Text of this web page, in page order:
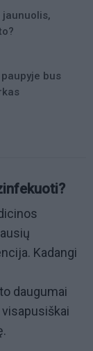
jaunuolis,
bus
Kadangi
daugumai